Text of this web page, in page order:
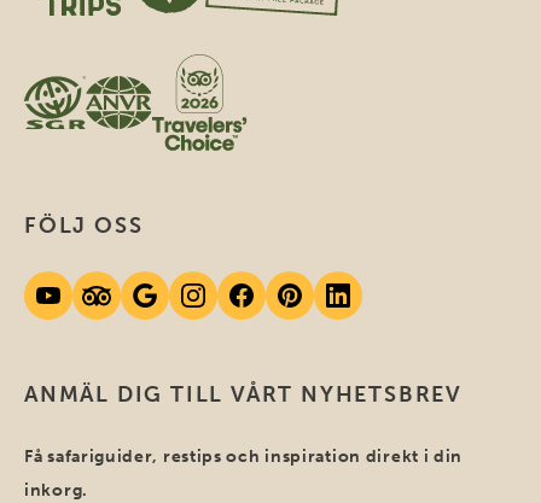
ANMÄL DIG TILL VÅRT NYHETSBREV
Få safariguider, restips och inspiration direkt i din
inkorg.
FÖLJ OSS